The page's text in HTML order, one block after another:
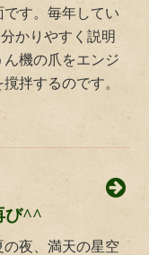
です。毎年してい
かりやすく説明
機の爪をエンジ
拌するのです。
び^^
夜、満天の星空